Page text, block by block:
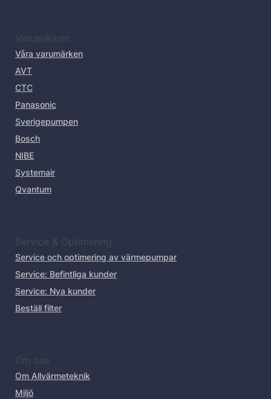
Varumärken
Våra varumärken
AVT
CTC
Panasonic
Sverigepumpen
Bosch
NIBE
Systemair
Qvantum
Service & Optimering
Service och optimering av värmepumpar
Service: Befintliga kunder
Service: Nya kunder
Beställ filter
Om oss
Om Allvärmeteknik
Miljö